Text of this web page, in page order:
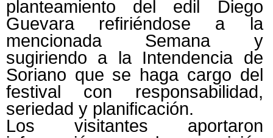
planteamiento del edil Diego
Guevara refiriéndose a la
mencionada Semana y
sugiriendo a la Intendencia de
Soriano que se haga cargo del
festival con responsabilidad,
seriedad y planificación.
Los visitantes aportaron